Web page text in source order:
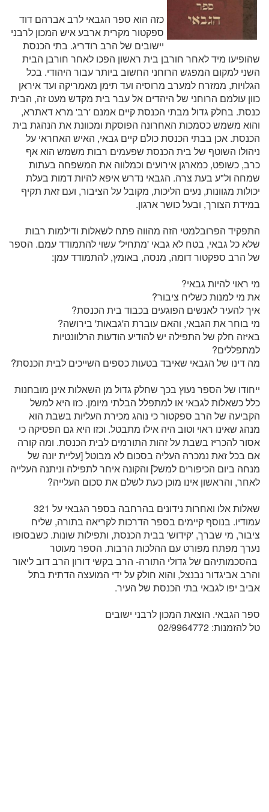
כזה הוא ספר הגבאי לרב אברהם דוד
ספקטור מקרית ארבע איש המכון לרבני
יישובים של הרב רודריג. בתי הכנסת
שהופיעו מיד לאחר חורבן בית ראשון הפכו לאחר חורבן הבית
השני למקום המפגש הרוחני החשוב ביותר עבור היהודי. בכל
הגלויות, ממזרח למערב מרוסיה ועד תימן מאמריקה ועד איראן
כוון עולמם הרוחני של היהדים אל עבר בית מקדש מעט זה, הבית
כנסת. בחלק גדול מבתי הכנסת קיים אמנם 'רב' מרא דאתרא,
והוא משמש כסמכות האחרונה הפוסקת ומכוונת את הנהגת בית
הכנסת. אכן בבתי הכנסת כולם קיים גבאי, האיש האחראי על
ניהולו השוטף של בית הכנסת שפעמים רבות משמש הוא אף
כרב, כשופט, כמארגן אירועים וכמלווה את המשפחה בעתות
שמחה ול"ע בעת צרה. הגבאי נדרש איפא להיות דמות בעלת
יכולות מגוונות, נעים הליכות, מקובל על הציבור, ועם זאת תקיף
במידת הצורך, ובעל כושר ארגון.
התפקיד הפרובלמטי הזה מהווה פתח לשאלות ודילמות רבות
שלא כל גבאי, בטח לא גבאי 'מתחיל' עשוי להתמודד עמם. הספר
של הרב ספקטור דומה, מנסה, באומץ, להתמודד עמן:
מי ראוי להיות גבאי?
את מי למנות כשליח ציבור?
איך להעיר לאנשים הפוגעים בכבוד בית הכנסת?
מי בוחר את הגבאי, והאם עוברת ה'גבאות' בירושה?
באיזה חלק של התפילה יש להודיע הודעות הרלוונטיות
למתפללים?
מה דינו של הגבאי שאיבד בטעות כספים השייכים לבית הכנסת?
ייחודו של הספר נעוץ בכך שחלק גדול מן השאלות אינן מובחנות
כלל כשאלות לגבאי או למתפלל הבלתי מיומן. כזו היא למשל
הקביעה של הרב ספקטור כי נוהג מכירת העליות בשבת הוא
מנהג שאינו ראוי וטוב היה אילו מתבטל. וכזו היא גם הפסיקה כי
אסור להכריז בשבת על זהות התורמים לבית הכנסת. ומה קורה
אם בכל זאת נמכרה העליה בסכום לא מבוטל [עליית יונה של
מנחה ביום הכיפורים למשל] והקונה איחר לתפילה וניתנה העלייה
לאחר, והראשון אינו מוכן כעת לשלם את סכום העלייה?
שאלות אלו ואחרות נידונים בהרחבה בספר הגבאי על 321
עמודיו. בנוסף קיימים בספר הדרכות לקריאה בתורה, שליח
ציבור, מי שברך, 'קידוש' בבית הכנסת, ותפילות שונות. כשבסופו
נערך מפתח מפורט עם ההלכות הרבות. הספר מעוטר
בהסכמותיהם של גדולי התורה- הרב בקשי דורון הרב דוב ליאור
והרב אביגדור נבנצל, והוא חולק על ידי המועצה הדתית בתל
אביב יפו לגבאי בתי הכנסת של העיר.
ספר הגבאי. הוצאת המכון לרבני ישובים
טל להזמנות: 02/9964772